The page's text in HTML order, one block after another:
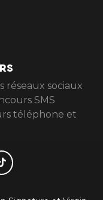
réseaux sociaux
SMS
téléphone et